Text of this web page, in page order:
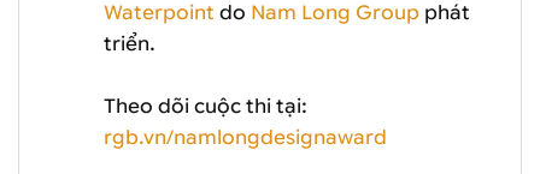
Waterpoint do Nam Long Group phát
triển.
Theo dõi cuộc thi tại:
rgb.vn/namlongdesignaward